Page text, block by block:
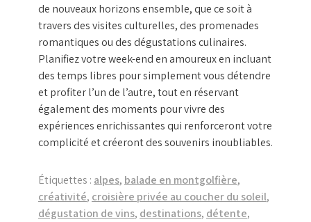
de nouveaux horizons ensemble, que ce soit à
travers des visites culturelles, des promenades
romantiques ou des dégustations culinaires.
Planifiez votre week-end en amoureux en incluant
des temps libres pour simplement vous détendre
et profiter l’un de l’autre, tout en réservant
également des moments pour vivre des
expériences enrichissantes qui renforceront votre
complicité et créeront des souvenirs inoubliables.
Étiquettes : alpes, balade en montgolfière,
créativité, croisière privée au coucher du soleil,
dégustation de vins, destinations, détente,